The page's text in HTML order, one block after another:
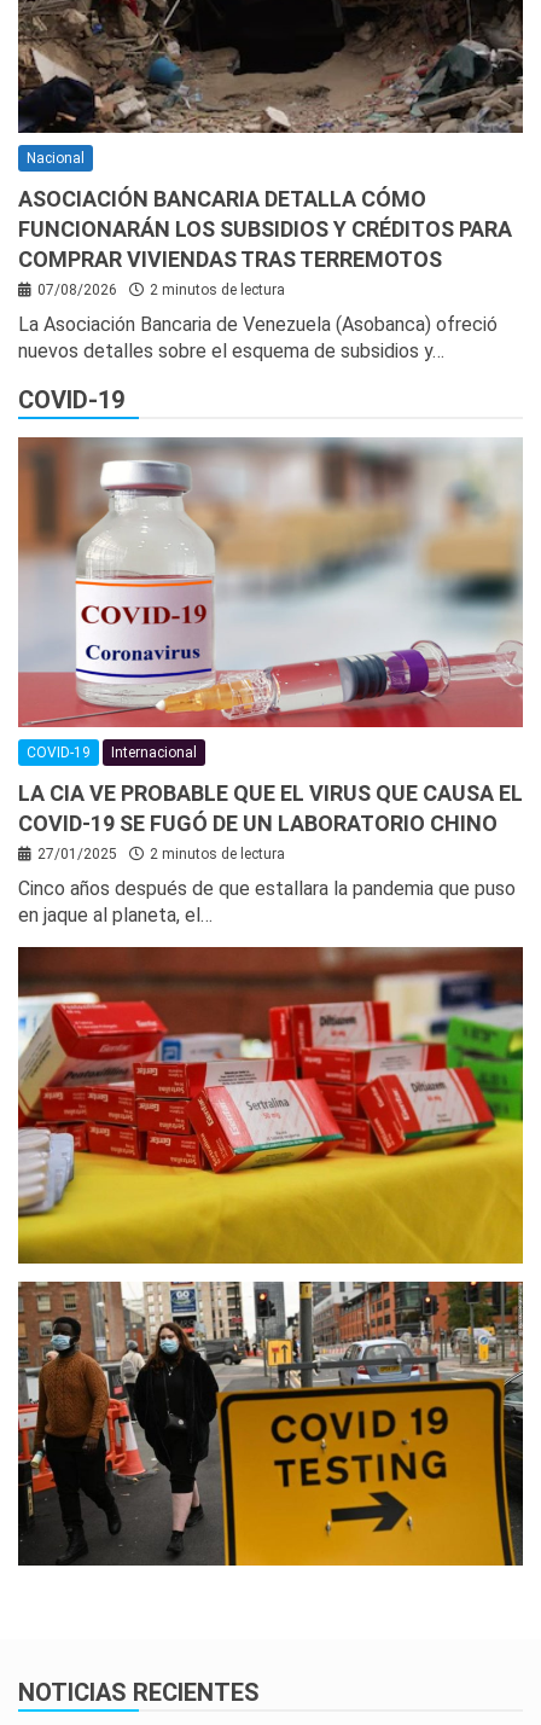
Nacional
ASOCIACIÓN BANCARIA DETALLA CÓMO
FUNCIONARÁN LOS SUBSIDIOS Y CRÉDITOS PARA
COMPRAR VIVIENDAS TRAS TERREMOTOS
07/08/2026 2 minutos de lectura
La Asociación Bancaria de Venezuela (Asobanca) ofreció
nuevos detalles sobre el esquema de subsidios y…
COVID-19
COVID-19 Internacional
LA CIA VE PROBABLE QUE EL VIRUS QUE CAUSA EL
COVID-19 SE FUGÓ DE UN LABORATORIO CHINO
27/01/2025 2 minutos de lectura
Cinco años después de que estallara la pandemia que puso
en jaque al planeta, el…
NOTICIAS RECIENTES